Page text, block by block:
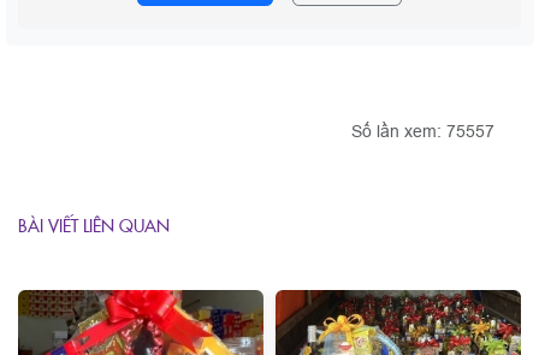
Số lần xem: 75557
BÀI VIẾT LIÊN QUAN